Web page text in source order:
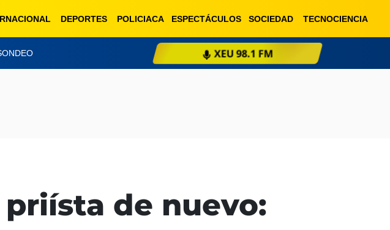
DEPORTES POLICIACA ESPECTÁCULOS SOCIEDAD TECNOCIENCIA
XEU 98.1 FM
de nuevo: